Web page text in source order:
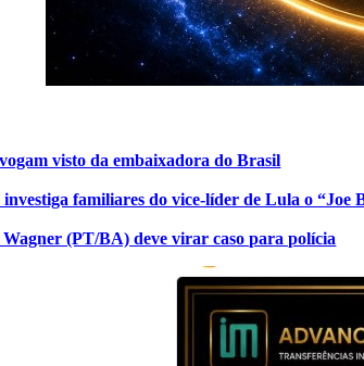
visto da embaixadora do Brasil
investiga familiares do vice-líder de Lula o
Wagner (PT/BA) deve virar caso para polícia